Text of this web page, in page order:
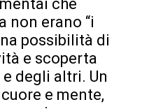
che
non erano “i
possibilità di
e scoperta
degli altri. Un
e mente,